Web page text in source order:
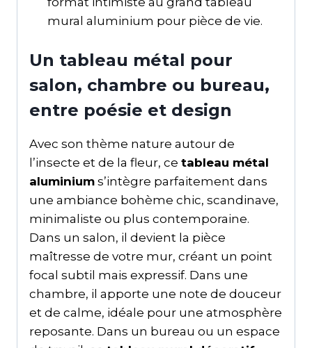
mural aluminium pour pièce de vie.
Un tableau métal pour
salon, chambre ou bureau,
entre poésie et design
Avec son thème nature autour de
l’insecte et de la fleur, ce tableau métal
aluminium s’intègre parfaitement dans
une ambiance bohème chic, scandinave,
minimaliste ou plus contemporaine.
Dans un salon, il devient la pièce
maîtresse de votre mur, créant un point
focal subtil mais expressif. Dans une
chambre, il apporte une note de douceur
et de calme, idéale pour une atmosphère
reposante. Dans un bureau ou un espace